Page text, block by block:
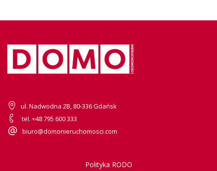
ul. Nadwodna 2B, 80-336 Gdańsk
tel. +48 795 600 333
biuro@domonieruchomosci.com
Polityka RODO